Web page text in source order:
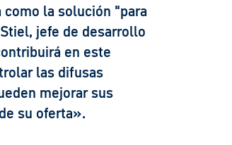
la solución "para
jefe de desarrollo
en este
las difusas
mejorar sus
su oferta».